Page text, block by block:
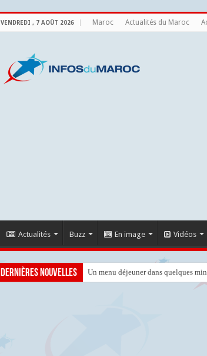
VENDREDI , 7 AOÛT 2026 Maroc Actualités du Maroc
Actualités Buzz En image Vidéos
Dernières nouvelles Un menu déjeuner dans quelques